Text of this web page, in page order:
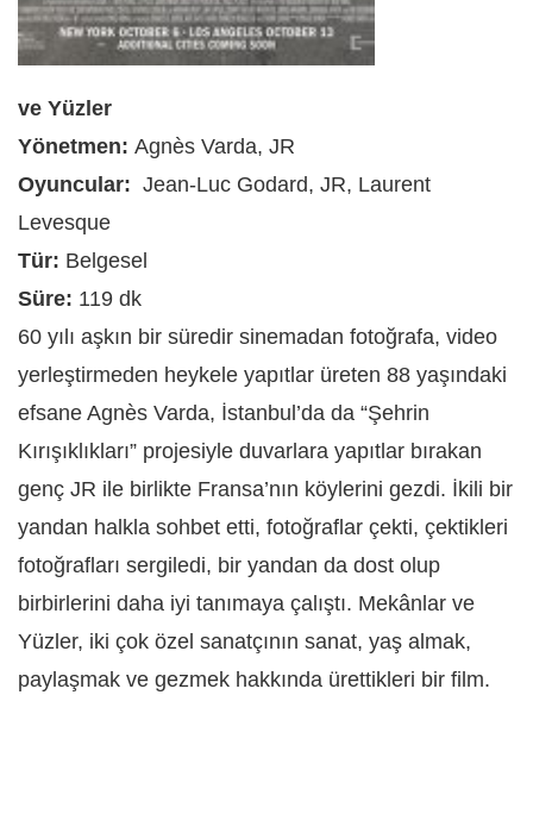
ve Yüzler
Yönetmen: Agnès Varda, JR
Oyuncular: Jean-Luc Godard, JR, Laurent
Levesque
Tür: Belgesel
Süre: 119 dk
60 yılı aşkın bir süredir sinemadan fotoğrafa, video
yerleştirmeden heykele yapıtlar üreten 88 yaşındaki
efsane Agnès Varda, İstanbul’da da “Şehrin
Kırışıklıkları” projesiyle duvarlara yapıtlar bırakan
genç JR ile birlikte Fransa’nın köylerini gezdi. İkili bir
yandan halkla sohbet etti, fotoğraflar çekti, çektikleri
fotoğrafları sergiledi, bir yandan da dost olup
birbirlerini daha iyi tanımaya çalıştı. Mekânlar ve
Yüzler, iki çok özel sanatçının sanat, yaş almak,
paylaşmak ve gezmek hakkında ürettikleri bir film.